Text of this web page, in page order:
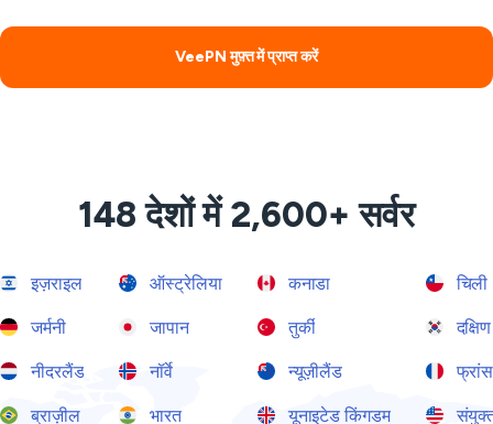
VeePN मुफ़्त में प्राप्त करें
148 देशों में 2,600+ सर्वर
इज़राइल ऑस्ट्रेलिया कनाडा चिली
जर्मनी जापान तुर्की
नीदरलैंड नॉर्वे न्यूज़ीलैंड फ्रांस
ब्राज़ील भारत यूनाइटेड किंगडम